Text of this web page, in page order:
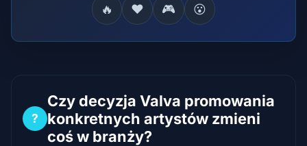
🔥 ❤️ 🎮 😮
?
Czy decyzja Valva promowania
konkretnych artystów zmieni
coś w branży?